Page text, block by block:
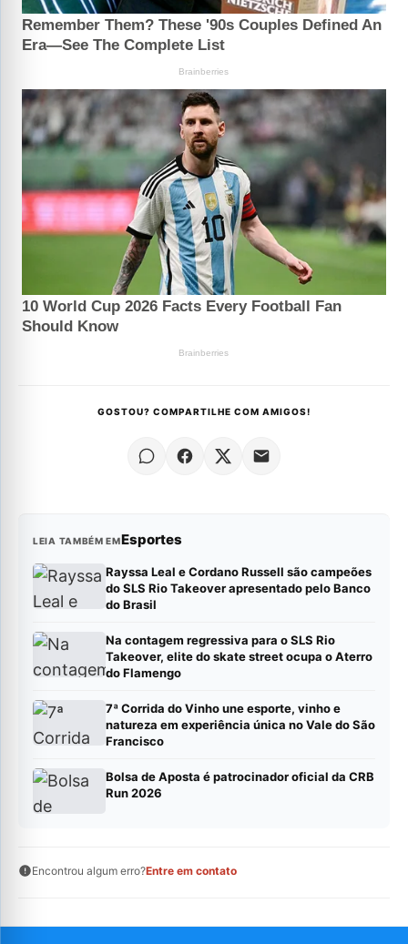
GOSTOU? COMPARTILHE COM AMIGOS!
LEIA TAMBÉM EMEsportes
Rayssa Leal e Cordano Russell são campeões
do SLS Rio Takeover apresentado pelo Banco
do Brasil
Na contagem regressiva para o SLS Rio
Takeover, elite do skate street ocupa o Aterro
do Flamengo
7ª Corrida do Vinho une esporte, vinho e
natureza em experiência única no Vale do São
Francisco
Bolsa de Aposta é patrocinador oficial da CRB
Run 2026
Encontrou algum erro?Entre em contato